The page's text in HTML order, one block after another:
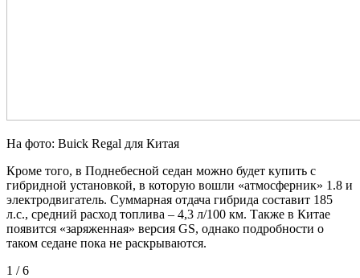
На фото: Buick Regal для Китая
Кроме того, в Поднебесной седан можно будет купить с
гибридной установкой, в которую вошли «атмосферник» 1.8 и
электродвигатель. Суммарная отдача гибрида составит 185
л.с., средний расход топлива – 4,3 л/100 км. Также в Китае
появится «заряженная» версия GS, однако подробности о
таком седане пока не раскрываются.
1 / 6